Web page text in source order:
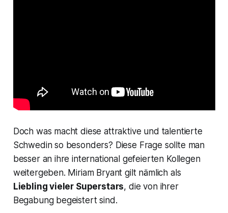
Doch was macht diese attraktive und talentierte
Schwedin so besonders? Diese Frage sollte man
besser an ihre international gefeierten Kollegen
weitergeben. Miriam Bryant gilt nämlich als
Liebling vieler Superstars, die von ihrer
Begabung begeistert sind.